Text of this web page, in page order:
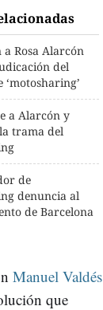
Rosa Alarcón
del
‘motosharing’
a Alarcón y
trama del
de
denuncia al
de Barcelona
Manuel Valdés
que